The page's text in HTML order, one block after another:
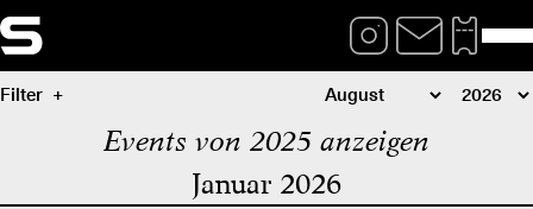
Filter
Events von 2025 anzeigen
Januar 2026